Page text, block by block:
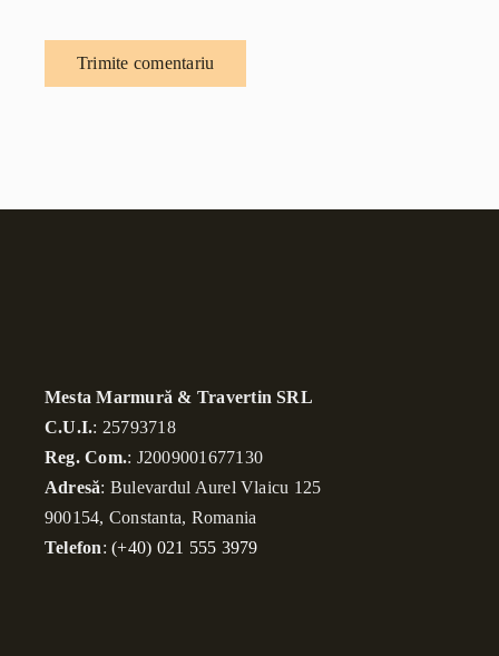
Mesta Marmură & Travertin SRL
C.U.I.: 25793718
Reg. Com.: J2009001677130
Adresă: Bulevardul Aurel Vlaicu 125
900154, Constanta, Romania
Telefon:(+40) 021 555 3979